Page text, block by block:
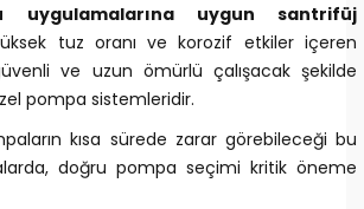
uygulamalarına uygun santrifüj
tuz oranı ve korozif etkiler içeren
ve uzun ömürlü çalışacak şekilde
pompa sistemleridir.
kısa sürede zarar görebileceği bu
doğru pompa seçimi kritik öneme